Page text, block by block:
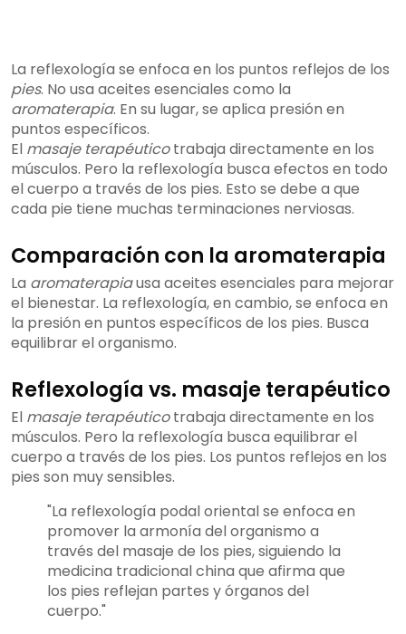
La reflexología se enfoca en los puntos reflejos de los
pies. No usa aceites esenciales como la
aromaterapia. En su lugar, se aplica presión en
puntos específicos.
El masaje terapéuticotrabaja directamente en los
músculos. Pero la reflexología busca efectos en todo
el cuerpo a través de los pies. Esto se debe a que
cada pie tiene muchas terminaciones nerviosas.
Comparación con la aromaterapia
La aromaterapiausa aceites esenciales para mejorar
el bienestar. La reflexología, en cambio, se enfoca en
la presión en puntos específicos de los pies. Busca
equilibrar el organismo.
Reflexología vs. masaje terapéutico
El masaje terapéuticotrabaja directamente en los
músculos. Pero la reflexología busca equilibrar el
cuerpo a través de los pies. Los puntos reflejos en los
pies son muy sensibles.
"La reflexología podal oriental se enfoca en
promover la armonía del organismo a
través del masaje de los pies, siguiendo la
medicina tradicional china que afirma que
los pies reflejan partes y órganos del
cuerpo."